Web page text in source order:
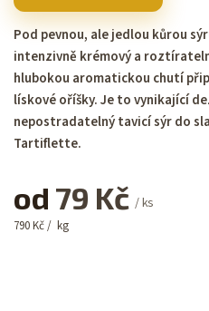
od 79 Kč / ks
790 Kč / kg
Pod pevnou, ale jedlou kůrou
intenzivně krémový a
hlubokou aromatickou chutí
lískové oříšky. Je to vynikající
nepostradatelný tavicí sýr do
Tartiflette.